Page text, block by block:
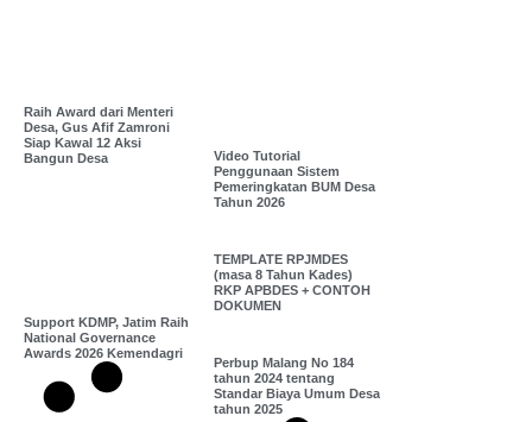
Raih Award dari Menteri
Desa, Gus Afif Zamroni
Siap Kawal 12 Aksi
Bangun Desa
Support KDMP, Jatim Raih
National Governance
Awards 2026 Kemendagri
Video Tutorial
Penggunaan Sistem
Pemeringkatan BUM Desa
Tahun 2026
TEMPLATE RPJMDES
(masa 8 Tahun Kades)
RKP APBDES + CONTOH
DOKUMEN
Perbup Malang No 184
tahun 2024 tentang
Standar Biaya Umum Desa
tahun 2025